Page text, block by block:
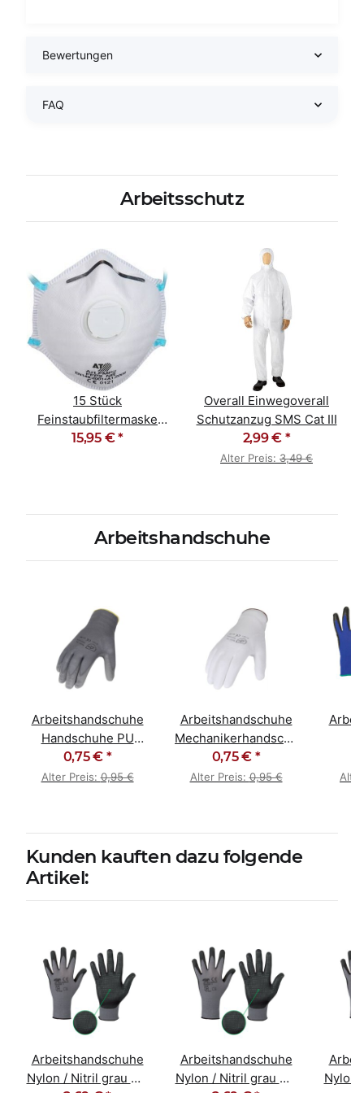
Bewertungen
FAQ
Arbeitsschutz
15 Stück
Feinstaubfiltermaske
Staubmaske FFP2 NR D
15,95 €*
Overall Einwegoverall
Schutzanzug SMS Cat III
2,99 € *
Alter Preis: 3,49 €
Arbeitshandschuhe
Arbeitshandschuhe
Handschuhe PU
beschichtet grau
0,75 € *
Alter Preis:0,95 €
Arbeitshandschuhe
Mechanikerhandschuhe
PU weiß
0,75 € *
Alter Preis:0,95 €
Kunden kauften dazu folgende
Artikel:
Arbeitshandschuhe
Nylon / Nitril grau mit
Arbeitshandschuhe
Nylon / Nitril grau mit
Nylon